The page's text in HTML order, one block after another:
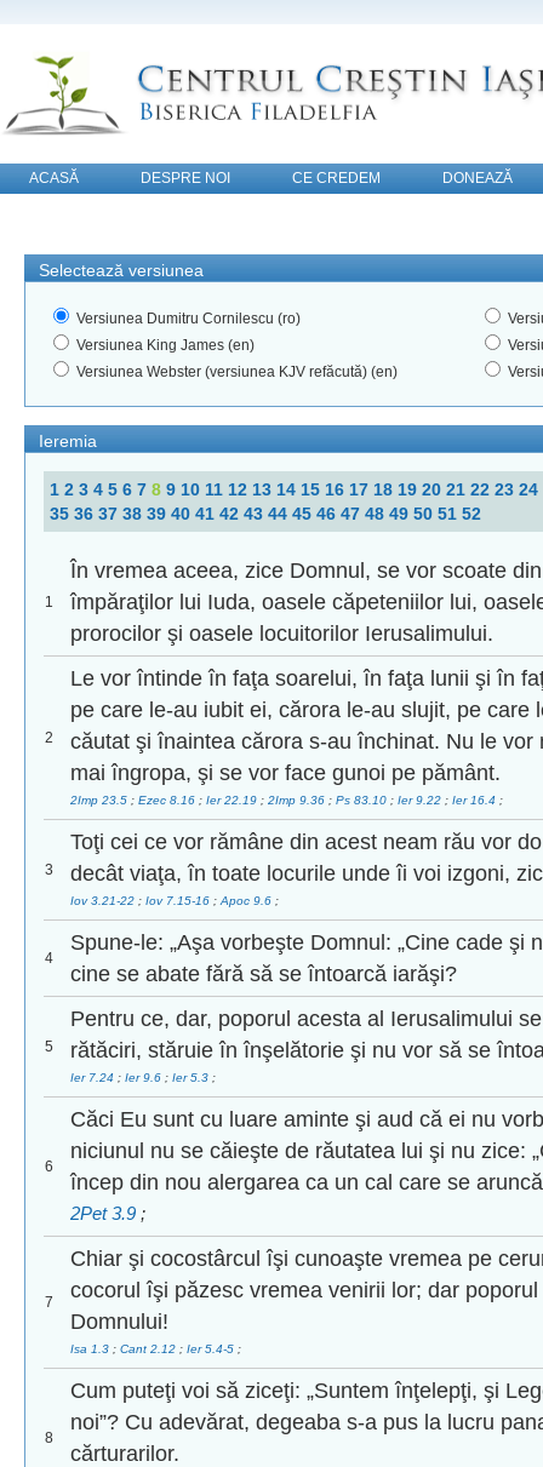
ACASĂ DESPRE NOI CE CREDEM
DONEAZĂ
Selectează versiunea
Versiunea Dumitru Cornilescu (ro)
Versiunea King James (en)
Versiunea Webster (versiunea KJV refăcută) (en)
Ieremia
1 2 3 4 5 6 7 8 9 10 11 12 13 14 15 16 17 18 19 20 21 22 23 24
35 36 37 38 39 40 41 42 43 44 45 46 47 48 49 50 51 52
1
În vremea aceea, zice Domnul, se vor scoate
împăraţilor lui Iuda, oasele căpeteniilor lui,
prorocilor şi oasele locuitorilor Ierusalimului.
2
Le vor întinde în faţa soarelui, în faţa lunii şi în
pe care le-au iubit ei, cărora le-au slujit, pe care
căutat şi înaintea cărora s-au închinat. Nu le vor
mai îngropa, şi se vor face gunoi pe pământ.
2Imp 23.5 ; Ezec 8.16 ; Ier 22.19 ; 2Imp 9.36 ; Ps 83.10 ; Ier 9.22 ; Ier 16.4 ;
3
Toţi cei ce vor rămâne din acest neam rău vor
decât viaţa, în toate locurile unde îi voi izgoni,
Iov 3.21-22 ; Iov 7.15-16 ; Apoc 9.6 ;
4
Spune-le: „Aşa vorbeşte Domnul: „Cine cade şi
cine se abate fără să se întoarcă iarăşi?
5
Pentru ce, dar, poporul acesta al Ierusalimului
rătăciri, stăruie în înşelătorie şi nu vor să se
Ier 7.24 ; Ier 9.6 ; Ier 5.3 ;
6
Căci Eu sunt cu luare aminte şi aud că ei nu
niciunul nu se căieşte de răutatea lui şi nu zice:
încep din nou alergarea ca un cal care se
2Pet 3.9 ;
7
Chiar şi cocostârcul îşi cunoaşte vremea pe
cocorul îşi păzesc vremea venirii lor; dar
Domnului!
Isa 1.3 ; Cant 2.12 ; Ier 5.4-5 ;
8
Cum puteţi voi să ziceţi: „Suntem înţelepţi, şi
noi”? Cu adevărat, degeaba s-a pus la lucru
cărturarilor.